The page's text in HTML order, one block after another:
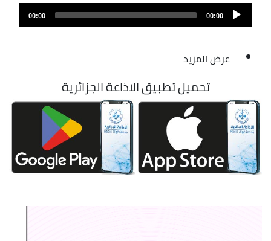
Audio
Player
00:00
00:00
عرض المزيد
تحميل تطبيق الاذاعة الجزائرية